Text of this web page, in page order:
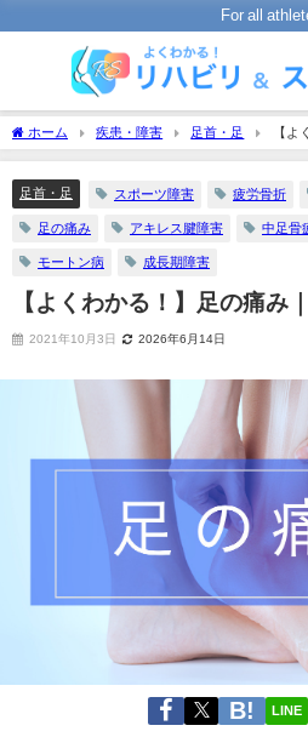
For all
ホーム 疾患・障害 足首・足
【よ
患一覧
足首・足 スポーツ障害 疲労骨折
足の痛み アキレス腱障害 中足骨
モートン病 成長期障害
【よくわかる！】足の痛み
2021年10月3日 2026年6月14日
LINE